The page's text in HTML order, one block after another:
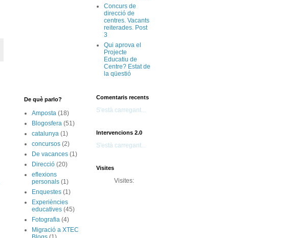
De què parlo?
Amposta (18)
Blogosfera (51)
catalunya (1)
concursos (2)
De vacances (1)
Direcció (20)
eflexions
personals (1)
Enquestes (1)
Experiències
educatives (45)
Fotografia (4)
Migració a XTEC
Concurs de
direcció de
centres. Vacants
reiterades. Post
3
Qui aprova el
Projecte
Educatiu de
Centre? Estat de
la qüestió
Comentaris recents
S'està carregant...
Intervencions 2.0
S'està carregant...
Visites
Visites: